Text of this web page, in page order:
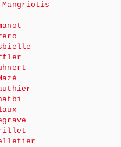
Mangriotis